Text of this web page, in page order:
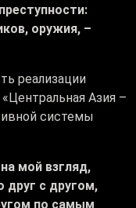
оружия, –
реализации
Азия –
системы
мой взгляд,
друг с другом,
по самым